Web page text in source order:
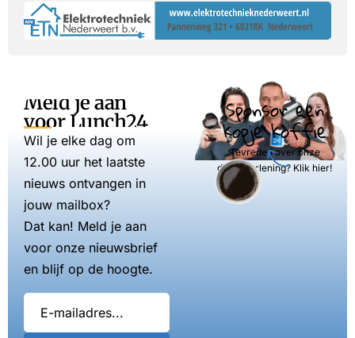
Meld je aan
voor Lunch24
Wil je elke dag om
12.00 uur het laatste
nieuws ontvangen in
jouw mailbox?
Dat kan! Meld je aan
voor onze nieuwsbrief
en blijf op de hoogte.
Sponsor een
kopje koffie
Tevreden over onze
dienstverlening? Klik hier!